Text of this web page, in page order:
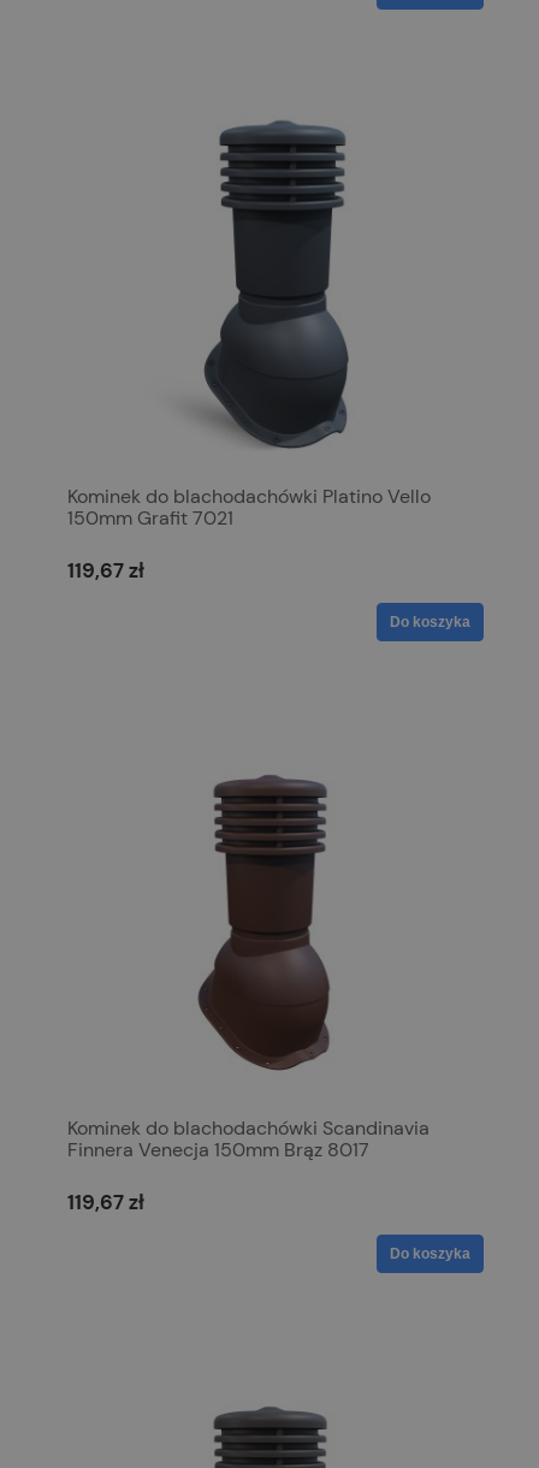
Kominek do blachodachówki Platino Vello
150mm Grafit 7021
119,67 zł
Do koszyka
Kominek do blachodachówki Scandinavia
Finnera Venecja 150mm Brąz 8017
119,67 zł
Do koszyka